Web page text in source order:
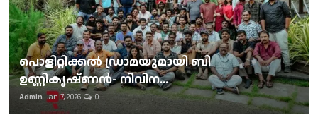
പൊളിറ്റിക്കല്‍ ഡ്രാമയുമായി ബി
ഉണ്ണികൃഷ്ണന്‍- നിവിന...
Admin Jan 7, 2026 0